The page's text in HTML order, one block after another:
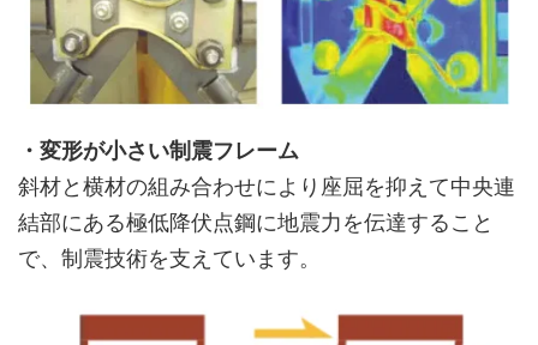
・変形が小さい制震フレーム
斜材と横材の組み合わせにより座屈を抑えて中央連
結部にある極低降伏点鋼に地震力を伝達すること
で、制震技術を支えています。